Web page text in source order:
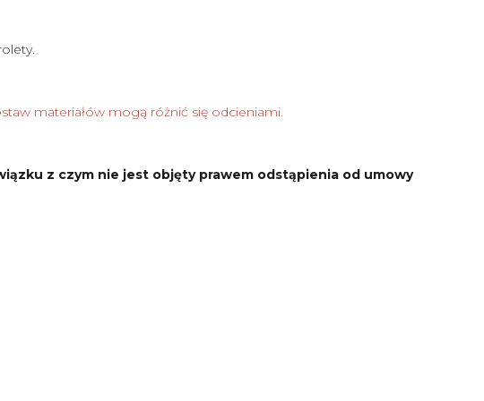
materiałów mogą różnić się odcieniami.
z czym nie jest objęty prawem odstąpienia od umowy